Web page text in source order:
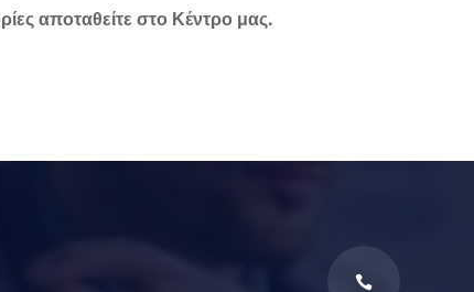
αποταθείτε στο Κέντρο μας.
